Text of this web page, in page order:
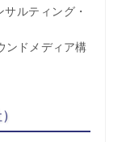
ルティング・
ドメディア構